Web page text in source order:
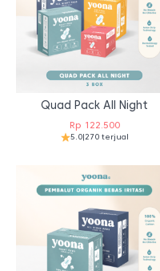
Quad Pack All Night
Rp122.500
5.0|270 terjual